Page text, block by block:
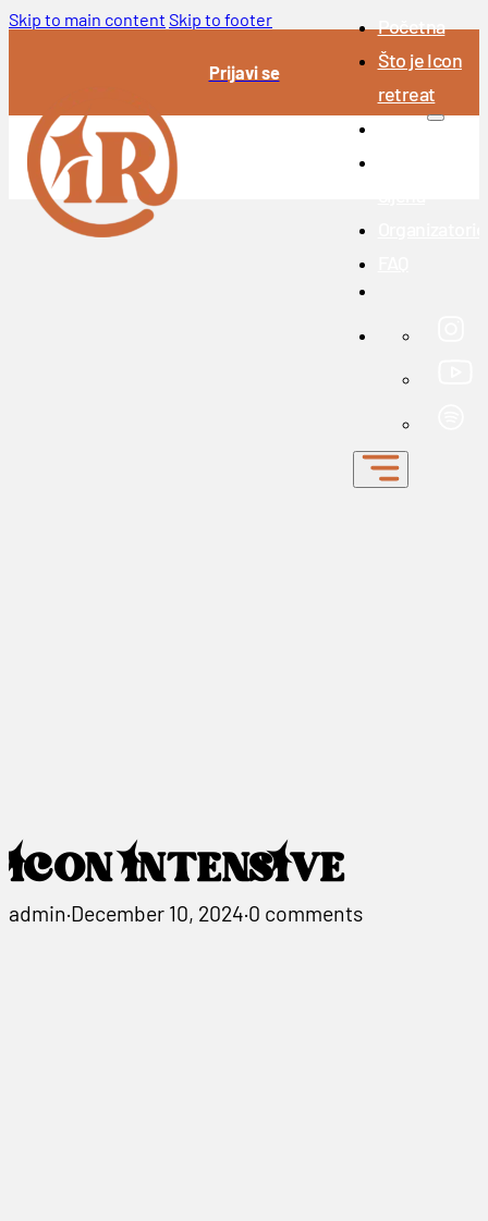
Skip to main content Skip to footer
Prijavi se
Početna
Što je Icon
retreat
Icon 2026.
ICON INTENSIVE
admin·December 10, 2024·0 comments